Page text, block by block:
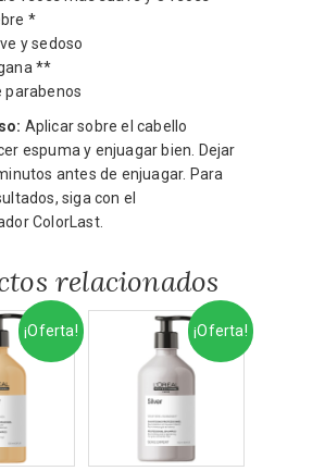
*
y sedoso
**
parabenos
Aplicar sobre el cabello
espuma y enjuagar bien. Dejar
antes de enjuagar. Para
siga con el
ColorLast.
relacionados
¡Oferta! ¡Oferta!